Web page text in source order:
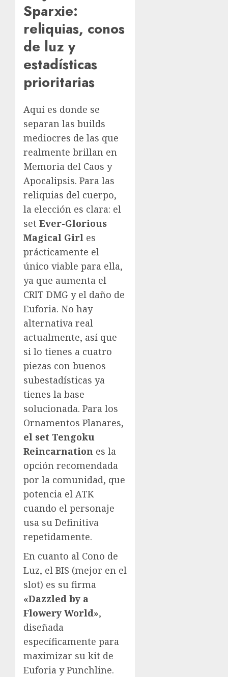
Sparxie:
reliquias, conos
de luz y
estadísticas
prioritarias
Aquí es donde se
separan las builds
mediocres de las que
realmente brillan en
Memoria del Caos y
Apocalipsis. Para las
reliquias del cuerpo,
la elección es clara: el
set Ever-Glorious
Magical Girl es
prácticamente el
único viable para ella,
ya que aumenta el
CRIT DMG y el daño de
Euforia. No hay
alternativa real
actualmente, así que
si lo tienes a cuatro
piezas con buenos
subestadísticas ya
tienes la base
solucionada. Para los
Ornamentos Planares,
el set Tengoku
Reincarnation es la
opción recomendada
por la comunidad, que
potencia el ATK
cuando el personaje
usa su Definitiva
repetidamente.
En cuanto al Cono de
Luz, el BIS (mejor en el
slot) es su firma
«Dazzled by a
Flowery World»,
diseñada
específicamente para
maximizar su kit de
Euforia y Punchline.